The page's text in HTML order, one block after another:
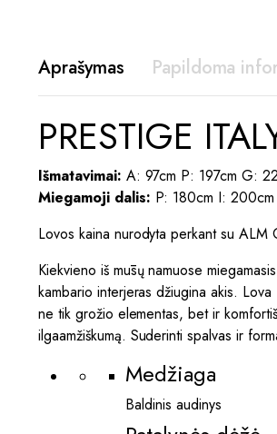
Aprašymas Papildoma
PRESTIGE
Išmatavimai: A: 97cm P: 197cm G:
Miegamoji dalis: P: 180cm I: 200cm
Lovos kaina nurodyta perkant su ALM
Kiekvieno iš mūsų namuose
kambario interjeras džiugina akis.
ne tik grožio elementas, bet ir
ilgaamžiškumą. Suderinti spalvas ir
Medžiaga
Baldinis audinys